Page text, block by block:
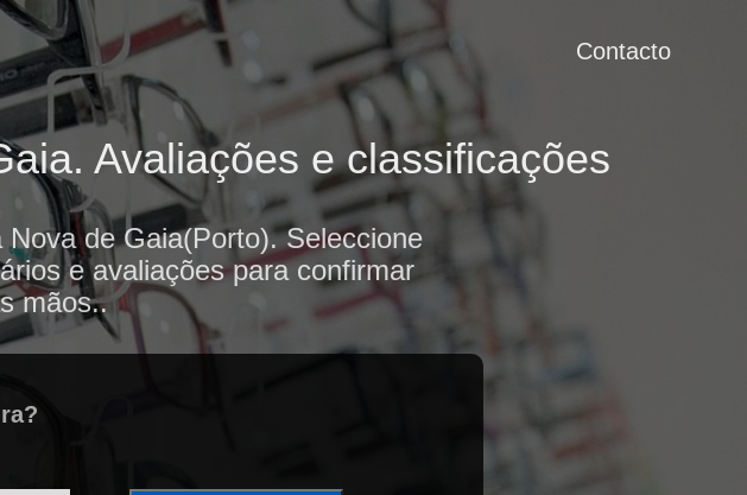
Contacto
Avaliações e classificações
de Gaia(Porto). Seleccione
e avaliações para confirmar
mãos..